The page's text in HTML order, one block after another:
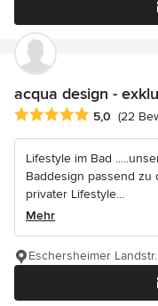
acqua design -
Durchschnittliche
5,0 (22
Lifestyle im Bad
Baddesign passend zu
privater Lifestyle...
Mehr
Eschersheimer